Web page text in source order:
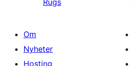
Rugs
Om
Nyheter
Hosting